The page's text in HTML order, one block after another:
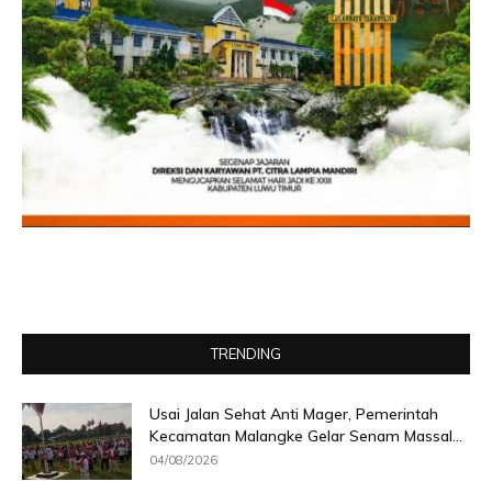
TRENDING
Usai Jalan Sehat Anti Mager, Pemerintah
Kecamatan Malangke Gelar Senam Massal...
04/08/2026